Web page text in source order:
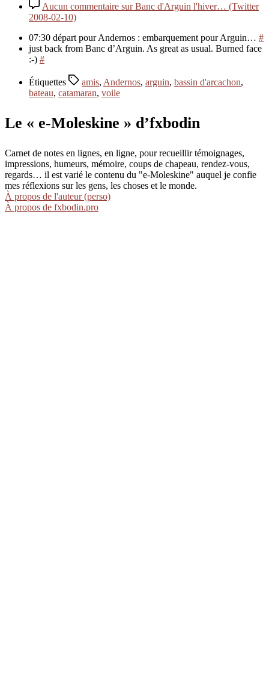
Aucun commentaire sur Banc d'Arguin l'hiver… (Twitter
2008-02-10)
07:30 départ pour Andernos : embarquement pour Arguin… #
just back from Banc d’Arguin. As great as usual. Burned face
:-) #
Étiquettes amis, Andernos, arguin, bassin d'arcachon,
bateau, catamaran, voile
Le « e-Moleskine » d’fxbodin
Carnet de notes en lignes, en ligne, pour recueillir témoignages,
impressions, humeurs, mémoire, coups de chapeau, rendez-vous,
regards… il est varié le contenu du "e-Moleskine" auquel je confie
mes réflexions sur les gens, les choses et le monde.
À propos de l'auteur (perso)
À propos de fxbodin.pro